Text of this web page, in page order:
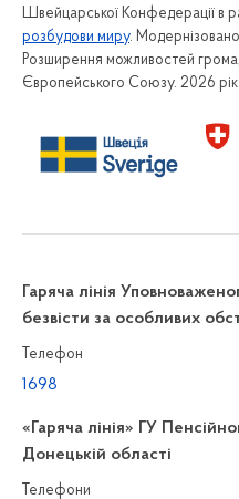
Швейцарської Конфедерації в
розбудови миру.
Розширення можливостей
Європейського Союзу. 2026 рік
Гаряча лінія
безвісти за особливих
Телефон
1698
«Гаряча лінія» ГУ
Донецькій області
Телефони